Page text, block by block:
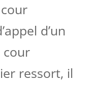
d’un
ressort, il